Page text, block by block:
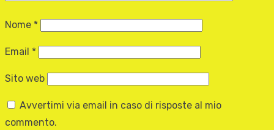
Nome *
Email *
Sito web
Avvertimi via email in caso di risposte al mio
commento.